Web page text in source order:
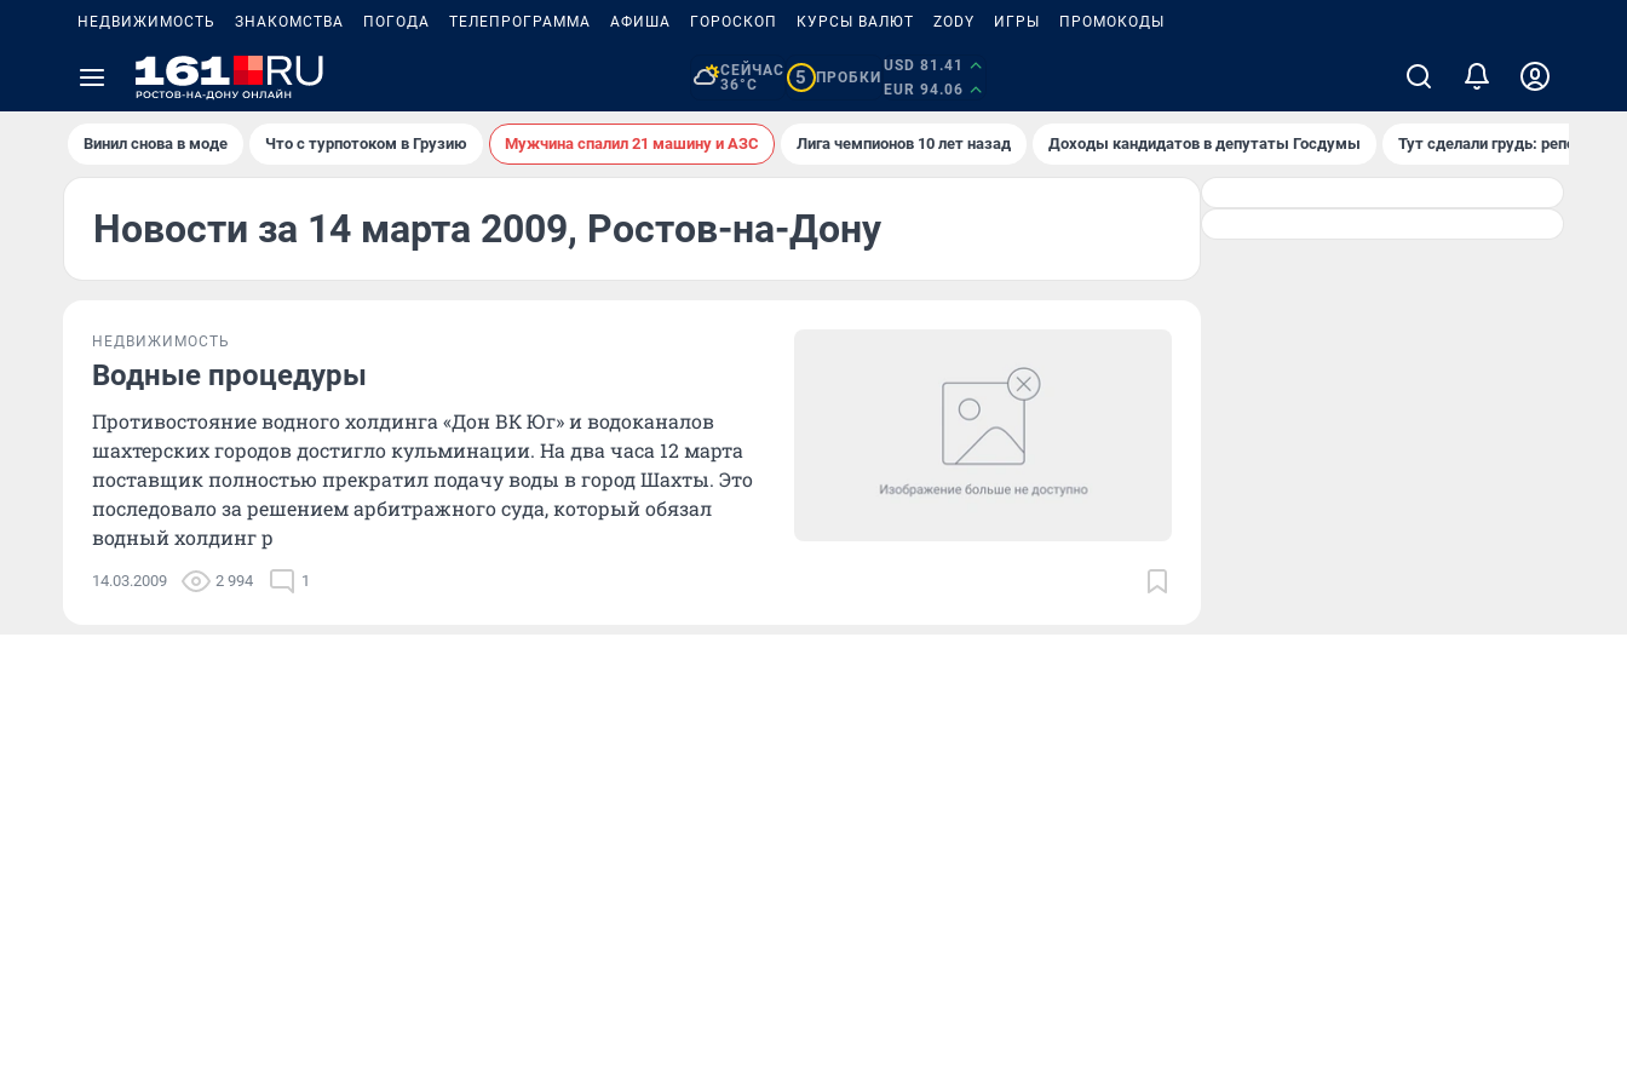
НЕДВИЖИМОСТЬ ЗНАКОМСТВА ПОГОДА ТЕЛЕПРОГРАММА АФИША ГОРОСКОП КУРСЫ ВАЛЮТ ZODY ИГРЫ ПРОМОКОДЫ
СЕЙЧАС
36°C
5 ПРОБКИ
USD 81.41
EUR 94.06
Винил снова в моде Что с турпотоком в Грузию Мужчина спалил 21 машину и АЗС Лига чемпионов 10 лет назад Доходы кандидатов в депутаты Госдумы Тут сделали грудь: репортаж
Новости за 14 марта 2009, Ростов-на-Дону
НЕДВИЖИМОСТЬ
Водные процедуры
Противостояние водного холдинга «Дон ВК Юг» и водоканалов
шахтерских городов достигло кульминации. На два часа 12 марта
поставщик полностью прекратил подачу воды в город Шахты. Это
последовало за решением арбитражного суда, который обязал
водный холдинг р
14.03.2009 2 994 1